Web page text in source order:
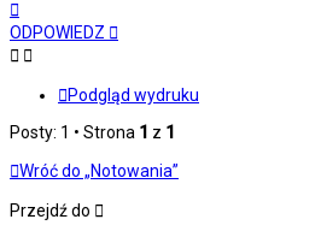
górę
ODPOWIEDZ
Podgląd wydruku
Posty: 1 • Strona 1 z 1
Wróć do „Notowania”
Przejdź do